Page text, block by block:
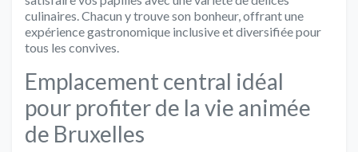
culinaires. Chacun y trouve son bonheur, offrant une
expérience gastronomique inclusive et diversifiée pour
tous les convives.
Emplacement central idéal
pour profiter de la vie animée
de Bruxelles